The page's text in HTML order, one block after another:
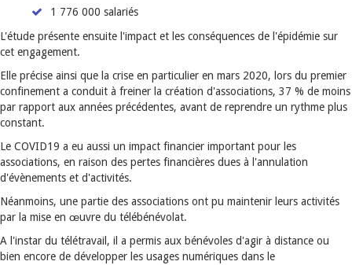
1 776 000 salariés
L'étude présente ensuite l'impact et les conséquences de l'épidémie sur
cet engagement.
Elle précise ainsi que la crise en particulier en mars 2020, lors du premier
confinement a conduit à freiner la création d'associations, 37 % de moins
par rapport aux années précédentes, avant de reprendre un rythme plus
constant.
Le COVID19 a eu aussi un impact financier important pour les
associations, en raison des pertes financières dues à l'annulation
d'évènements et d'activités.
Néanmoins, une partie des associations ont pu maintenir leurs activités
par la mise en œuvre du télébénévolat.
A l'instar du télétravail, il a permis aux bénévoles d'agir à distance ou
bien encore de développer les usages numériques dans le